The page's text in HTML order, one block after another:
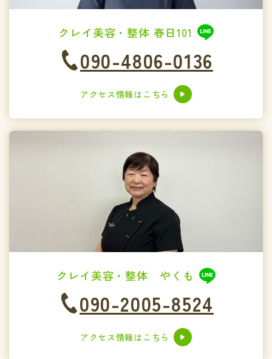
クレイ美容・整体 春日101
090-4806-0136
アクセス情報はこちら
クレイ美容・整体 やくも
090-2005-8524
アクセス情報はこちら